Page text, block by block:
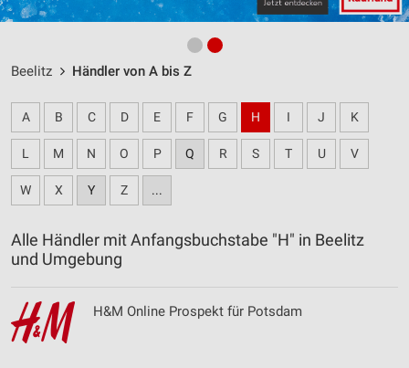
Beelitz Händler von A bis Z
A B C D E F G H I J K
L M N O P Q R S T U V
W X Y Z ...
Alle Händler mit Anfangsbuchstabe "H" in Beelitz
und Umgebung
H&M Online Prospekt für Potsdam